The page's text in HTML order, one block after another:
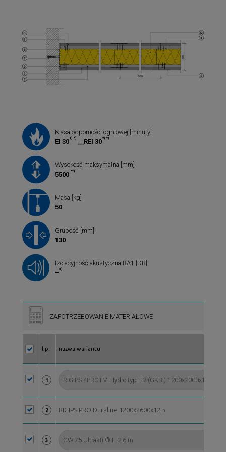
Klasa odporności ogniowej [minuty]
EI 301) *) __REI 302) *)
Wysokość maksymalna [mm]
5500 **)
Masa [kg]
50
Grubość [mm]
130
Izolacyjność akustyczna RA1 [DB]
–3)
ZAPOTRZEBOWANIE MATERIAŁOWE
l.p. nazwa wariantu
1
2 RIGIPS PRO Duraline 1200x2600x12,5
3